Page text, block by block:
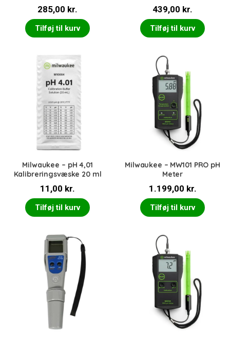
285,00 kr.
Tilføj til kurv
439,00 kr.
Tilføj til kurv
Milwaukee – pH 4,01
Kalibreringsvæske 20 ml
11,00 kr.
Tilføj til kurv
Milwaukee – MW101 PRO pH
Meter
1.199,00 kr.
Tilføj til kurv